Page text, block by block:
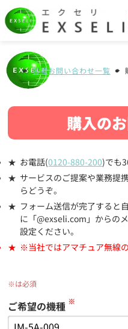
各種お問い合わせ一覧
購入の
お電話(0120-880-200)でも
サービスのご提案や業務提
らどうぞ。
フォーム送信が完了すると
に「@exseli.com」からの
設定ください。
※当社ではアマチュア無線
※は必須
ご希望の機種 ※